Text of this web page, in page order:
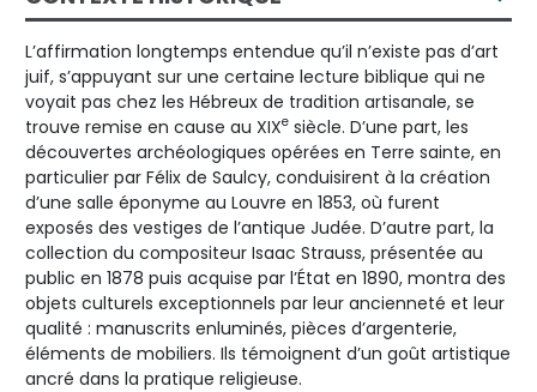
L’affirmation longtemps entendue qu’il n’existe pas d’art
juif, s’appuyant sur une certaine lecture biblique qui ne
voyait pas chez les Hébreux de tradition artisanale, se
trouve remise en cause au XIXe siècle. D’une part, les
découvertes archéologiques opérées en Terre sainte, en
particulier par Félix de Saulcy, conduisirent à la création
d’une salle éponyme au Louvre en 1853, où furent
exposés des vestiges de l’antique Judée. D’autre part, la
collection du compositeur Isaac Strauss, présentée au
public en 1878 puis acquise par l’État en 1890, montra des
objets culturels exceptionnels par leur ancienneté et leur
qualité : manuscrits enluminés, pièces d’argenterie,
éléments de mobiliers. Ils témoignent d’un goût artistique
ancré dans la pratique religieuse.